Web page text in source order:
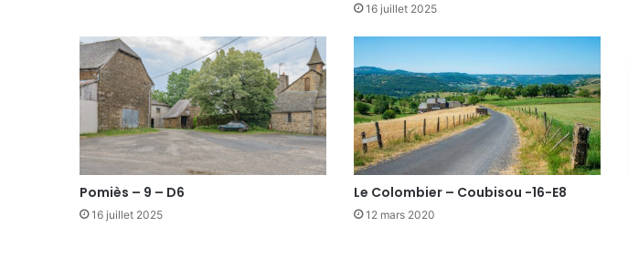
16 juillet 2025
Pomiès – 9 – D6
16 juillet 2025
Le Colombier – Coubisou -16-E8
12 mars 2020